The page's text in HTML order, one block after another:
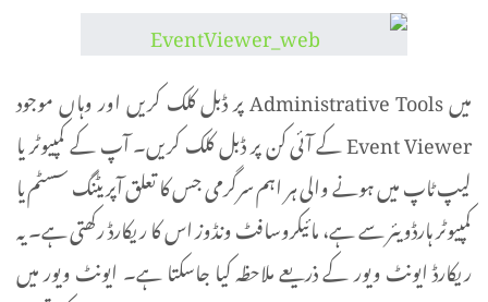
میں Administrative Tools پر ڈبل کلک کریں اور وہاں موجود
Event Viewer کے آئی کن پر ڈبل کلک کریں۔ آپ کے کمپیوٹر یا
لیپ ٹاپ میں ہونے والی ہر اہم سرگرمی جس کا تعلق آپریٹنگ سسٹم یا
کمپیوٹر ہارڈویئر سے ہے، مائیکروسافٹ ونڈوز اس کا ریکارڈ رکھتی ہے۔ یہ
ریکارڈ ایونٹ ویور کے ذریعے ملاحظہ کیا جاسکتا ہے۔ ایونٹ ویور میں